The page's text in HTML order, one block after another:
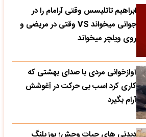
ابراهیم تاتلیسس وقتی آرامام را در
جوانی میخواند VS وقتی در مریضی و
روی ویلچر میخواند
آوازخوانی مردی با صدای بهشتی که
کاری کرد اسب بی حرکت در آغوشش
آرام بگیرد